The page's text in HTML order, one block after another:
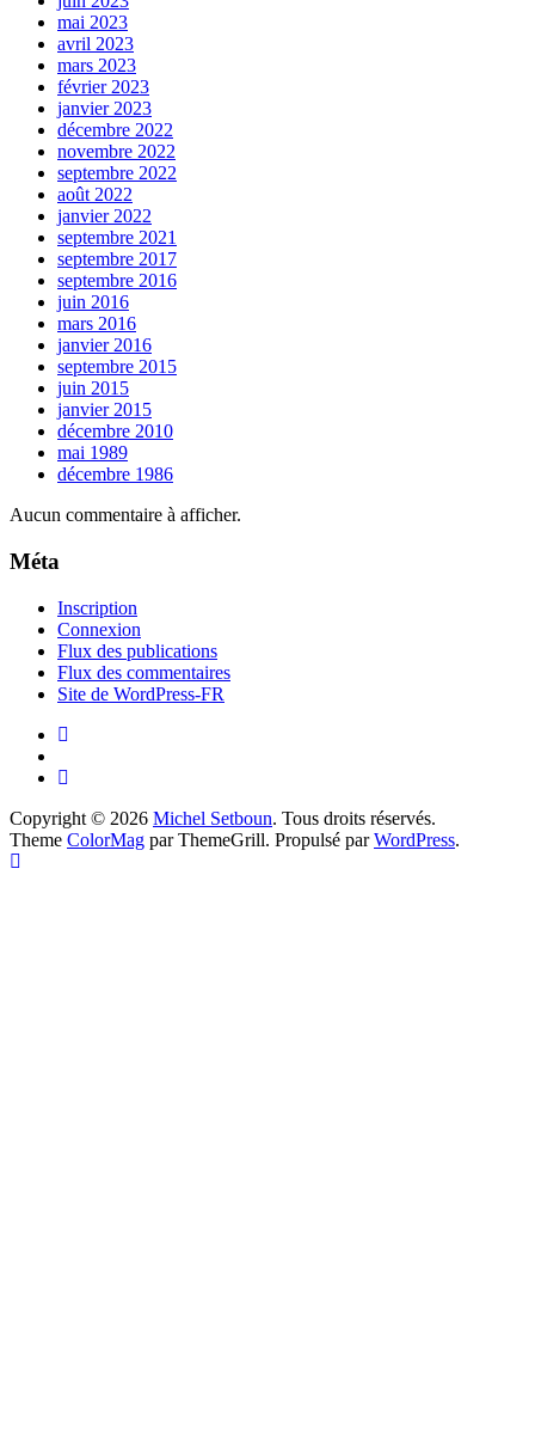
mai 2023
avril 2023
mars 2023
février 2023
janvier 2023
décembre 2022
novembre 2022
septembre 2022
août 2022
janvier 2022
septembre 2021
septembre 2017
septembre 2016
juin 2016
mars 2016
janvier 2016
septembre 2015
juin 2015
janvier 2015
décembre 2010
mai 1989
décembre 1986
Aucun commentaire à afficher.
Méta
Inscription
Connexion
Flux des publications
Flux des commentaires
Site de WordPress-FR
Copyright © 2026 Michel Setboun. Tous droits réservés.
Theme ColorMag par ThemeGrill. Propulsé parWordPress.